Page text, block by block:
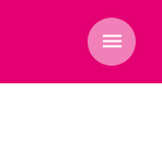
menu